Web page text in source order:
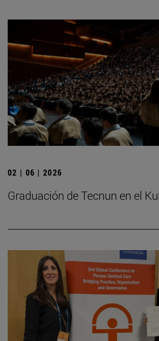
02 | 06 | 2026
Graduación de Tecnun en el